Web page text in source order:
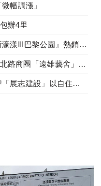
幅調漲」
辦4里
三重左岸1563坪指標大案『新濠漾III巴黎公園』熱銷開工
跟著麥當勞投資金店舖，福星北路商圈「遠雄藝舍」金店炙手可熱
做住戶一輩子靠山 桃績優品牌「展志建設」以自住心蓋房